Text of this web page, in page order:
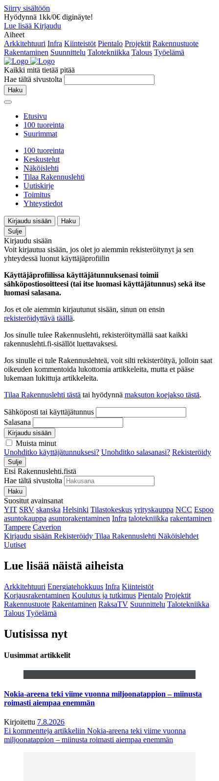
Siirry sisältöön
Hyödynnä 1kk/0€ diginäyte!
Lue lisää Kirjaudu
Aiheet
Arkkitehtuuri Infra Kiinteistöt Pientalo Projektit Rakennustuote
Rakentaminen Suunnittelu Talotekniikka Talous Työelämä
Kaikki mitä tietää pitää
Hae tältä sivustolta
Haku
Etusivu
100 tuoreinta
Suurimmat
100 tuoreinta
Keskustelut
Näköislehti
Tilaa Rakennuslehti
Uutiskirje
Toimitus
Yhteystiedot
Kirjaudu sisään
Haku
Sulje
Kirjaudu sisään
Voit kirjautua sisään, jos olet jo aiemmin rekisteröitynyt ja sen
yhteydessä luonut käyttäjäprofiilin
Käyttäjäprofiilissa käyttäjätunnuksenasi toimii
sähköpostiosoitteesi (tai itse luomasi käyttäjätunnus) sekä itse
luomasi salasana.
Jos et ole aiemmin kirjautunut sisään, sinun on ensin
rekisteröidyttävä täällä.
Jos sinulle tulee Rakennuslehti, rekisteröitymällä saat kaikki
rakennuslehti.fi-sisällöt luettavaksesi.
Jos sinulle ei tule Rakennuslehteä, voit silti rekisteröityä, jolloin saat
oikeuden kommentoida lukottomia artikkeleita, mutta et pääse
lukemaan lukittuja artikkeleita.
Tilaa Rakennuslehti tästä tai hyödynnä maksuton koejakso tästä.
Sähköposti tai käyttäjätunnus
Salasana
Kirjaudu sisään
Muista minut
Unohditko käyttäjätunnuksesi? Unohditko salasanasi? Rekisteröidy
Sulje
Etsi Rakennuslehti.fistä
Hae tältä sivustolta
Haku
Suositut avainsanat
YIT SRV skanska Helsinki Tilastokeskus yrityskauppa NCC Espoo
asuntokauppa asuntorakentaminen Infra talotekniikka rakentaminen
Tampere Caverion
Kirjaudu sisään Rekisteröidy Tilaa Rakennuslehti Näköislehdet
Uutiset
Lue lisää näistä aiheista
Arkkitehtuuri Energiatehokkuus Infra Kiinteistöt
Korjausrakentaminen Koulutus ja tutkimus Pientalo Projektit
Rakennustuote Rakentaminen RaksaTV Suunnittelu Talotekniikka
Talous Työelämä
Uutisissa nyt
Uusimmat artikkelit
Nokia-areena teki viime vuonna miljoonatappion – miinusta
roimasti aiempaa enemmän
Kirjoitettu 7.8.2026
Ei kommentteja artikkeliin Nokia-areena teki viime vuonna
miljoonatappion – miinusta roimasti aiempaa enemmän